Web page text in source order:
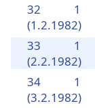
1
32
(1.2.1982)
1
33
(2.2.1982)
1
34
(3.2.1982)